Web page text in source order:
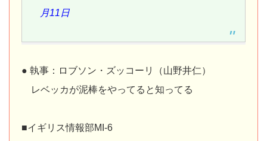
月11日
● 執事：ロブソン・ズッコーリ（山野井仁）
レベッカが泥棒をやってると知ってる
■イギリス情報部MI-6